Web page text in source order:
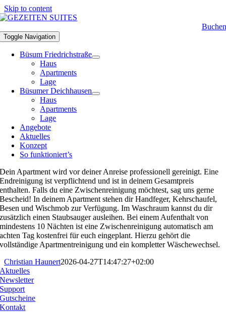
Skip to content
Buchen
Toggle Navigation
Büsum Friedrichstraße
Haus
Apartments
Lage
Büsumer Deichhausen
Haus
Apartments
Lage
Angebote
Aktuelles
Konzept
So funktioniert’s
Dein Apartment wird vor deiner Anreise professionell gereinigt. Eine
Endreinigung ist verpflichtend und ist in deinem Gesamtpreis
enthalten. Falls du eine Zwischenreinigung möchtest, sag uns gerne
Bescheid! In deinem Apartment stehen dir Handfeger, Kehrschaufel,
Besen und Wischmob zur Verfügung. Im Waschraum kannst du dir
zusätzlich einen Staubsauger ausleihen. Bei einem Aufenthalt von
mindestens 10 Nächten ist eine Zwischenreinigung automatisch am
achten Tag kostenfrei für euch eingeplant. Hierzu gehört die
vollständige Apartmentreinigung und ein kompletter Wäschewechsel.
Christian Haunert2026-04-27T14:47:27+02:00
Aktuelles
Newsletter
Support
Gutscheine
Kontakt